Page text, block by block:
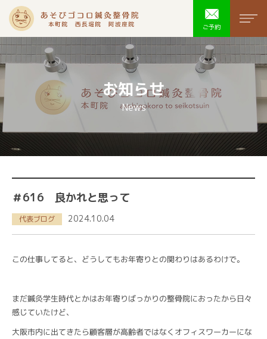
ご予約
あそびゴコ
お知らせ
News
＃616 良かれと思って
代表ブログ 2024.10.04
この仕事してると、どうしてもお年寄りとの関わりはあるわけで。
まだ鍼灸学生時代とかはお年寄りばっかりの整骨院におったから日々
感じていたけど、
大阪市内に出てきたら顧客層が高齢者ではなくオフィスワーカーにな